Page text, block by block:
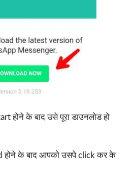
होने के बाद उसे पूरा डाउनलोड हो
होने के बाद आपको उसपे click कर के